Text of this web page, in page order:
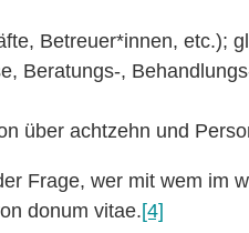
Betreuer*innen, etc.);
Beratungs-,
über achtzehn und
Frage, wer mit wem im
donum vitae.[4]